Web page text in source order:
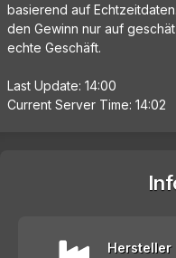
basierend auf
den Gewinn nur auf
echte Geschäft.
Last Update: 14:00
Current Server Time: 14:02
Hersteller